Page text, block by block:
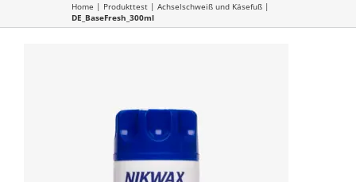
Home | Produkttest | Achselschweiß und Käsefuß |
DE_BaseFresh_300ml